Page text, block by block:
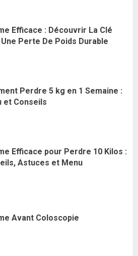
Efficace : Découvrir La Clé
Perte De Poids Durable
Perdre 5 kg en 1 Semaine :
et Conseils
Efficace pour Perdre 10 Kilos :
Astuces et Menu
Avant Coloscopie